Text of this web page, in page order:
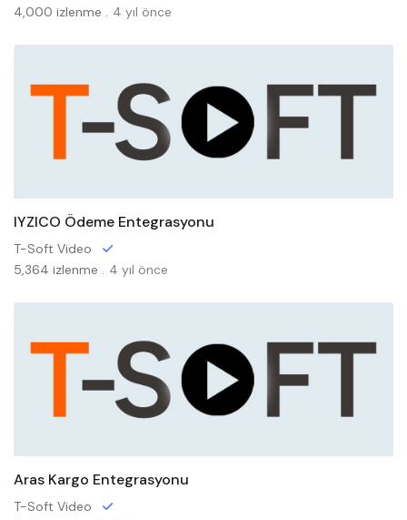
4,000 izlenme . 4 yıl önce
IYZICO Ödeme Entegrasyonu
T-Soft Video
5,364 izlenme . 4 yıl önce
Aras Kargo Entegrasyonu
T-Soft Video